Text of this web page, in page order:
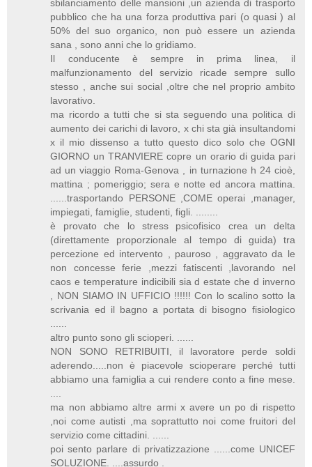
sbilanciamento delle mansioni ,un azienda di trasporto
pubblico che ha una forza produttiva pari (o quasi ) al
50% del suo organico, non può essere un azienda
sana , sono anni che lo gridiamo.
Il conducente è sempre in prima linea, il
malfunzionamento del servizio ricade sempre sullo
stesso , anche sui social ,oltre che nel proprio ambito
lavorativo.
ma ricordo a tutti che si sta seguendo una politica di
aumento dei carichi di lavoro, x chi sta già insultandomi
x il mio dissenso a tutto questo dico solo che OGNI
GIORNO un TRANVIERE copre un orario di guida pari
ad un viaggio Roma-Genova , in turnazione h 24 cioè,
mattina ; pomeriggio; sera e notte ed ancora mattina.
......trasportando PERSONE ,COME operai ,manager,
impiegati, famiglie, studenti, figli. ........
è provato che lo stress psicofisico crea un delta
(direttamente proporzionale al tempo di guida) tra
percezione ed intervento , pauroso , aggravato da le
non concesse ferie ,mezzi fatiscenti ,lavorando nel
caos e temperature indicibili sia d estate che d inverno
, NON SIAMO IN UFFICIO !!!!!! Con lo scalino sotto la
scrivania ed il bagno a portata di bisogno fisiologico
altro punto sono gli scioperi. ......
NON SONO RETRIBUITI, il lavoratore perde soldi
aderendo.....non è piacevole scioperare perché tutti
abbiamo una famiglia a cui rendere conto a fine mese.
ma non abbiamo altre armi x avere un po di rispetto
,noi come autisti ,ma soprattutto noi come fruitori del
servizio come cittadini. ......
poi sento parlare di privatizzazione ......come UNICEF
SOLUZIONE. ....assurdo .